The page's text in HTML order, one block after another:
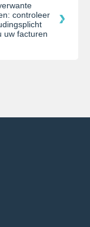
controleer
uw facturen